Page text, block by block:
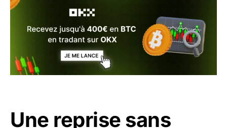
Une reprise sans